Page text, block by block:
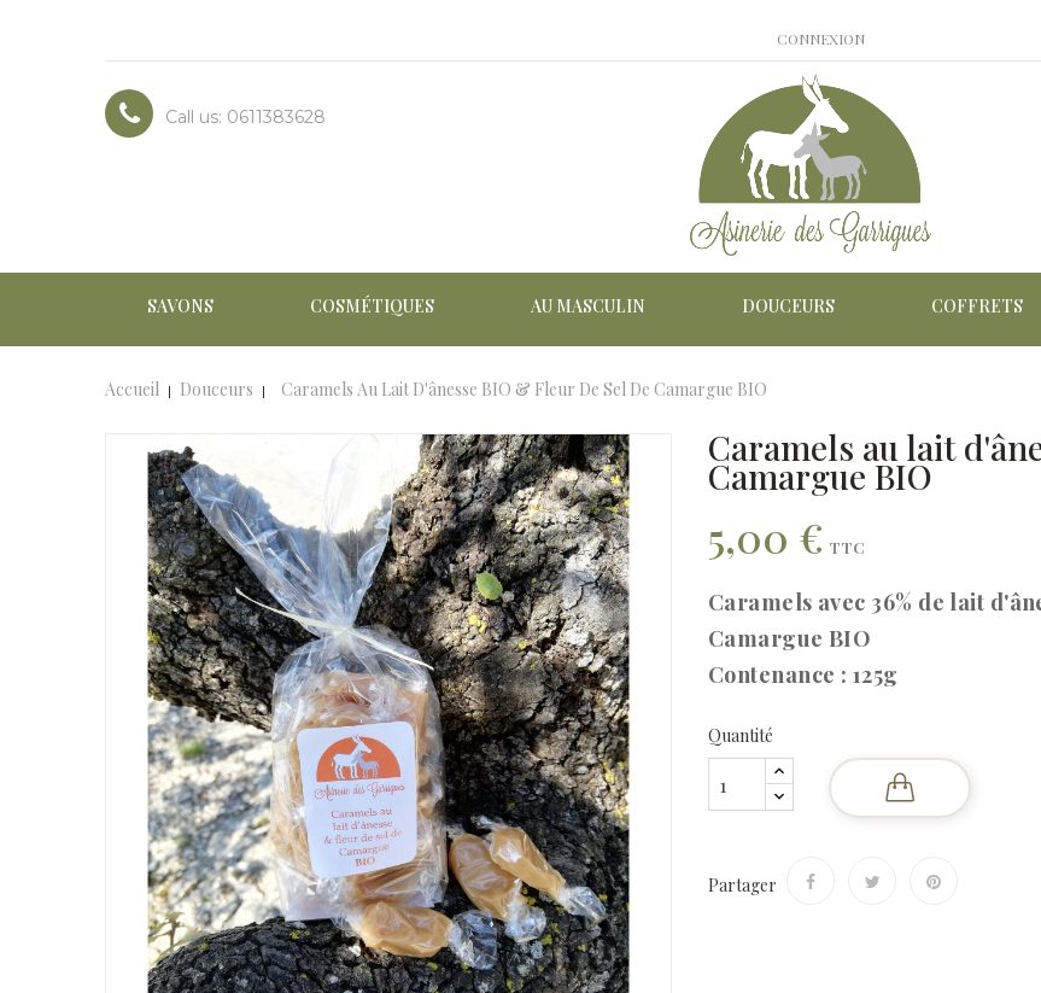
CONNEXION
Call us: 0611383628
SAVONS COSMÉTIQUES AU MASCULIN DOUCEURS COFFRETS
Accueil Douceurs Caramels Au Lait D'ânesse BIO & Fleur De Sel De Camargue BIO
Caramels au lait
Camargue BIO
5,00 € TTC
Caramels avec 36% de lait
Camargue BIO
Contenance : 125g
Quantité
Partager